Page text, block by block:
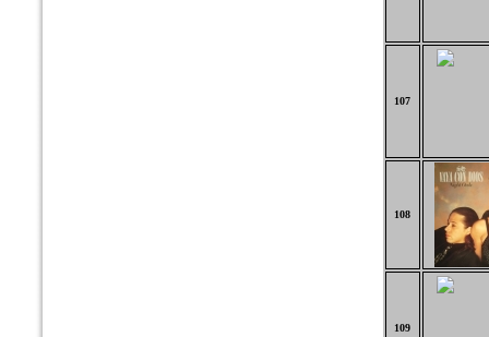
107
108
109